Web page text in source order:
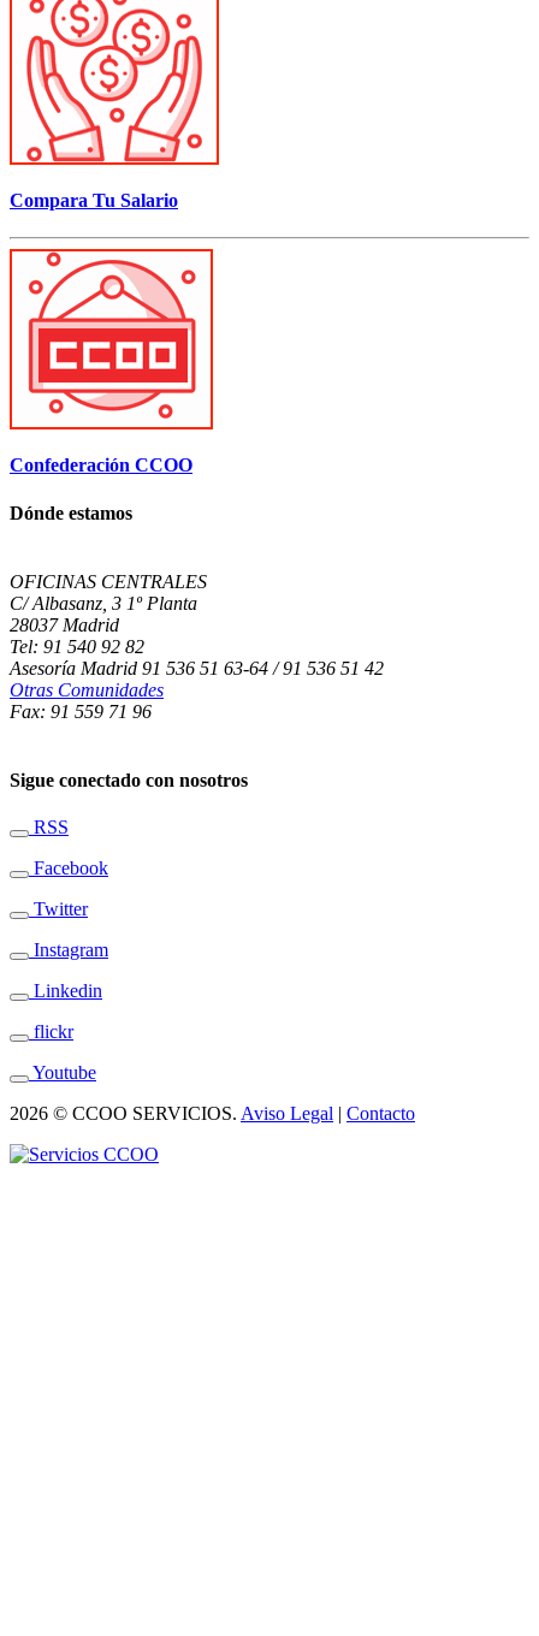
Compara Tu Salario
Confederación CCOO
Dónde estamos
OFICINAS CENTRALES
C/ Albasanz, 3 1º Planta
28037 Madrid
Tel: 91 540 92 82
Asesoría Madrid 91 536 51 63-64 / 91 536 51 42
Otras Comunidades
Fax: 91 559 71 96
Sigue conectado con nosotros
RSS
Facebook
Twitter
Instagram
Linkedin
flickr
Youtube
2026 © CCOO SERVICIOS. Aviso Legal | Contacto